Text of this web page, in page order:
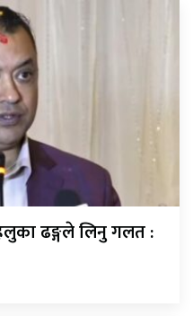
ढङ्गले लिनु गलत :